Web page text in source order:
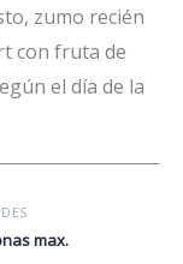
zumo recién
con fruta de
el día de la
max.